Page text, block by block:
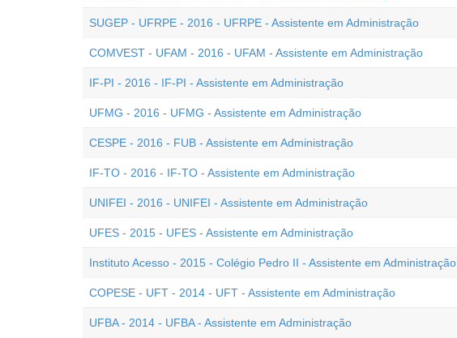
SUGEP - UFRPE - 2016 - UFRPE - Assistente em Administração
COMVEST - UFAM - 2016 - UFAM - Assistente em Administração
IF-PI - 2016 - IF-PI - Assistente em Administração
UFMG - 2016 - UFMG - Assistente em Administração
CESPE - 2016 - FUB - Assistente em Administração
IF-TO - 2016 - IF-TO - Assistente em Administração
UNIFEI - 2016 - UNIFEI - Assistente em Administração
UFES - 2015 - UFES - Assistente em Administração
Instituto Acesso - 2015 - Colégio Pedro II - Assistente em Administração
COPESE - UFT - 2014 - UFT - Assistente em Administração
UFBA - 2014 - UFBA - Assistente em Administração